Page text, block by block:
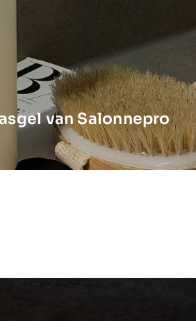
van Salonnepro